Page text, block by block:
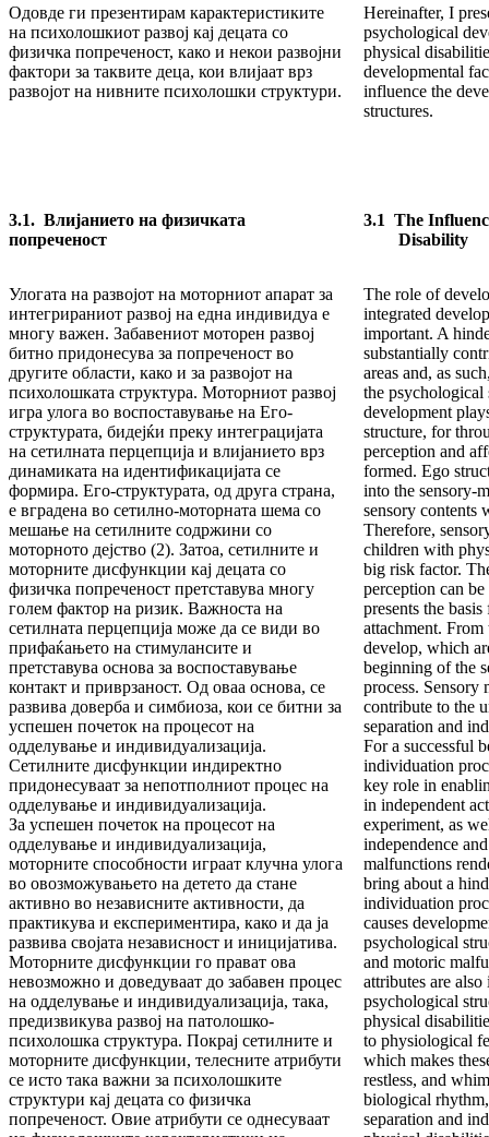
Одовде ги презентирам карактеристиките
на психолошкиот развој кај децата со
физичка попреченост, како и некои развојни
фактори за таквите деца, кои влијаат врз
развојот на нивните психолошки структури.
Hereinafter, I
psychological
physical
developmental
influence the
structures.
3.1. Влијанието на физичката
попреченост
3.1 The
Disability
Улогата на развојот на моторниот апарат за
интегрираниот развој на една индивидуа е
многу важен. Забавениот моторен развој
битно придонесува за попреченост во
другите области, како и за развојот на
психолошката структура. Моторниот развој
игра улога во воспоставување на Его-
структурата, бидејќи преку интеграцијата
на сетилната перцепција и влијанието врз
динамиката на идентификацијата се
формира. Его-структурата, од друга страна,
е вградена во сетилно-моторната шема со
мешање на сетилните содржини со
моторното дејство (2). Затоа, сетилните и
моторните дисфункции кај децата со
физичка попреченост претставува многу
голем фактор на ризик. Важноста на
сетилната перцепција може да се види во
прифаќањето на стимулансите и
претставува основа за воспоставување
контакт и приврзаност. Од оваа основа, се
развива доверба и симбиоза, кои се битни за
успешен почеток на процесот на
одделување и индивидуализација.
Сетилните дисфункции индиректно
придонесуваат за непотполниот процес на
одделување и индивидуализација.
За успешен почеток на процесот на
одделување и индивидуализација,
моторните способности играат клучна улога
во овозможувањето на детето да стане
активно во независните активности, да
практикува и експериментира, како и да ја
развива својата независност и иницијатива.
Моторните дисфункции го прават ова
невозможно и доведуваат до забавен процес
на одделување и индивидуализација, така,
предизвикува развој на патолошко-
психолошка структура. Покрај сетилните и
моторните дисфункции, телесните атрибути
се исто така важни за психолошките
структури кај децата со физичка
попреченост. Овие атрибути се однесуваат
The role of
integrated
important. A
substantially
areas and, as
the psychological
development
structure, for
perception and
formed. Ego
into the sensory-
sensory contents
Therefore,
children with
big risk factor.
perception can
presents the
attachment. From
develop, which
beginning of the
process.
contribute to the
separation and
For a successful
individuation
key role in
in independent
experiment, as
independence
malfunctions
bring about a
individuation
causes
psychological
and motoric
attributes are
psychological
physical
to physiological
which makes
restless, and
biological
separation and